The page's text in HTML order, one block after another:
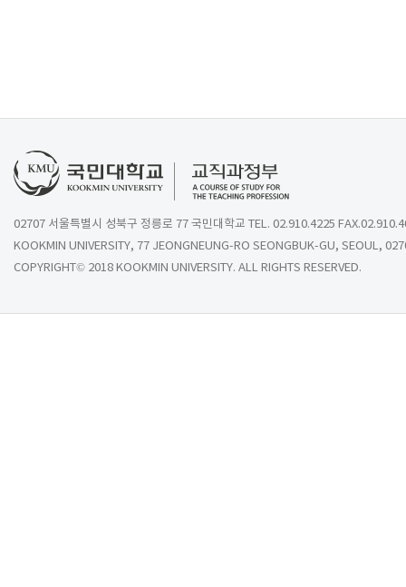
02707 서울특별시 성북구 정릉로 77 국민대학교 TEL. 02.910.4225
KOOKMIN UNIVERSITY, 77 JEONGNEUNG-RO SEONGBUK-GU, SEOUL,
COPYRIGHT© 2018 KOOKMIN UNIVERSITY. ALL RIGHTS RESERVED.